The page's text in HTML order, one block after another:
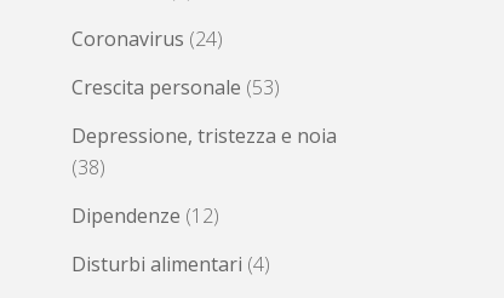
Coronavirus (24)
Crescita personale (53)
Depressione, tristezza e noia
(38)
Dipendenze (12)
Disturbi alimentari (4)